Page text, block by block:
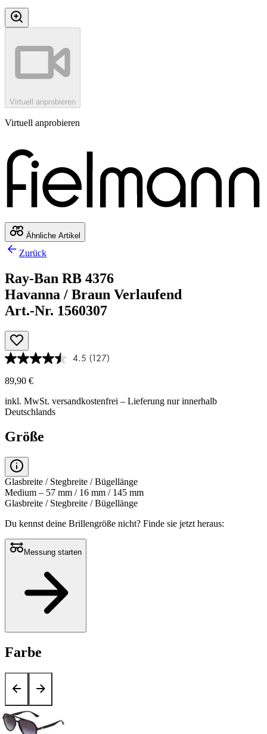
Virtuell anprobieren
Virtuell anprobieren
Ähnliche Artikel
Zurück
Ray-Ban RB 4376
Havanna / Braun Verlaufend
Art.-Nr. 1560307
4.5 (127)
89,90 €
inkl. MwSt. versandkostenfrei – Lieferung nur innerhalb
Deutschlands
Größe
Glasbreite / Stegbreite / Bügellänge
Medium – 57 mm / 16 mm / 145 mm
Glasbreite / Stegbreite / Bügellänge
Du kennst deine Brillengröße nicht? Finde sie jetzt heraus:
Messung starten
Farbe